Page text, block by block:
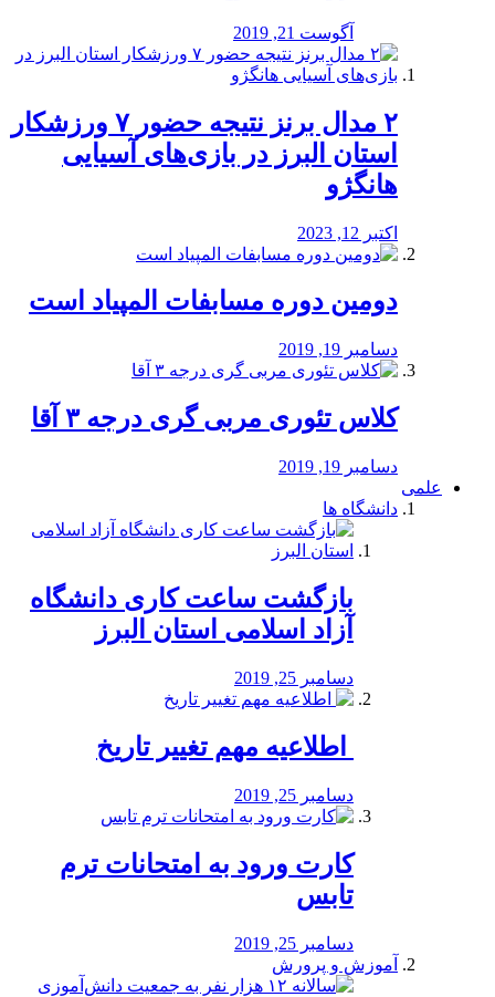
آگوست 21, 2019
۲ مدال برنز نتیجه حضور ۷ ورزشکار
استان البرز در بازی‌های آسیایی
هانگژو
اکتبر 12, 2023
دومین دوره مسابفات المپیاد است
دسامبر 19, 2019
کلاس تئوری مربی گری درجه ۳ آقا
دسامبر 19, 2019
علمی
دانشگاه ها
بازگشت ساعت کاری دانشگاه
آزاد اسلامی استان البرز
دسامبر 25, 2019
️ اطلاعیه مهم تغییر تاریخ
دسامبر 25, 2019
کارت ورود به امتحانات ترم
تابس
دسامبر 25, 2019
آموزش و پرورش